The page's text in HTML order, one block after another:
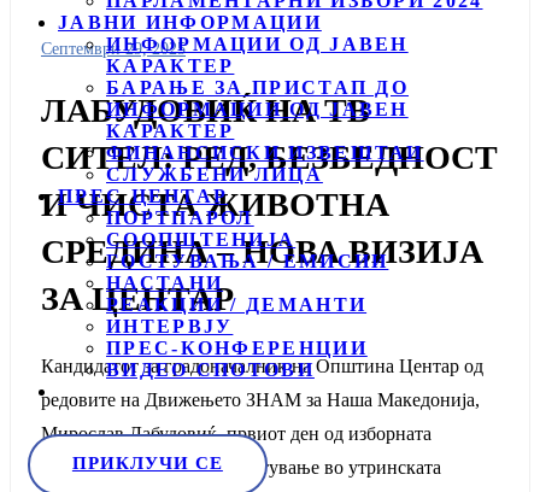
ЈАВНИ ИНФОРМАЦИИ
ИНФОРМАЦИИ ОД ЈАВЕН
КАРАКТЕР
БАРАЊЕ ЗА ПРИСТАП ДО
ИНФОРМАЦИИ ОД ЈАВЕН
КАРАКТЕР
ФИНАНСИСКИ ИЗВЕШТАИ
СЛУЖБЕНИ ЛИЦА
ПРЕС ЦЕНТАР
ПОРТПАРОЛ
СООПШТЕНИЈА
ГОСТУВАЊА / ЕМИСИИ
НАСТАНИ
РЕАКЦИИ / ДЕМАНТИ
ИНТЕРВЈУ
ПРЕС-КОНФЕРЕНЦИИ
ВИДЕО СПОТОВИ
ПРИКЛУЧИ СЕ
Септември 29, 2025
ЛАБУДОВИЌ НА ТВ
СИТЕЛ: РЕД, БЕЗБЕДНОСТ
И ЧИСТА ЖИВОТНА
СРЕДИНА – НОВА ВИЗИЈА
ЗА ЦЕНТАР
Кандидатот за градоначалник на Општина Центар од
редовите на Движењето ЗНАМ за Наша Македонија,
Мирослав Лабудовиќ, првиот ден од изборната
кампања го започна со гостување во утринската